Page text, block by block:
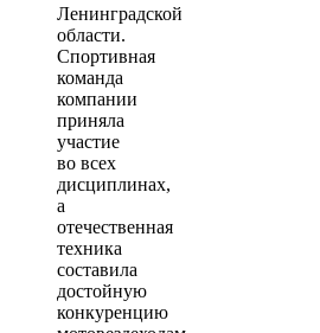
Ленинградской
области.
Спортивная
команда
компании
приняла
участие
во всех
дисциплинах,
а
отечественная
техника
составила
достойную
конкуренцию